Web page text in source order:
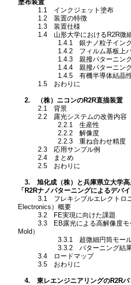
塗布装置
1.1 インクジェット塗布
1.2 装置の特徴
1.3 装置仕様
1.4 山形大学におけるR2R微細
1.4.1 銀ナノ粒子インク
1.4.2 フィルム基板上パタ
1.4.3 親撥パターニン
1.4.4 親撥パターニングに
1.4.5 有機半導体結晶性
1.5 おわりに
2. （株）ニコンのR2R直描装置
2.1 背景
2.2 露光システムの改善内容
2.2.1 生産性
2.2.2 解像度
2.2.3 重ね合わせ精度
2.3 応用サンプル例
2.4 まとめ
2.5 おわりに
3. 旭化成（株）と兵庫県立大学高
「R2Rナノパターニングによるデバイ
3.1 フレキシブルエレクトロニ
Electronics）概要
3.2 FE実現に向けた課題
3.3 EB露光による高解像度モー
Mold）
3.3.1 超微細円筒モールド
3.3.2 パターニング結果（ナ
3.4 ロードマップ
3.5 おわりに
4. 東レエンジニアリングのR2Rバ